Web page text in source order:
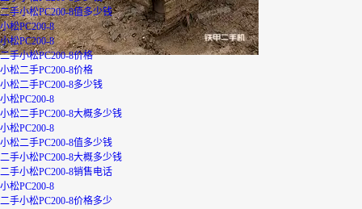
二手小松PC200-8值多少钱
小松PC200-8
小松PC200-8
二手小松PC200-8价格
小松二手PC200-8价格
小松二手PC200-8多少钱
小松PC200-8
小松二手PC200-8大概多少钱
小松PC200-8
小松二手PC200-8值多少钱
二手小松PC200-8大概多少钱
二手小松PC200-8销售电话
小松PC200-8
二手小松PC200-8价格多少